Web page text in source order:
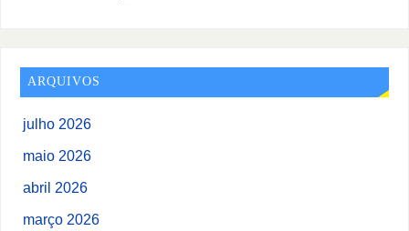
ARQUIVOS
julho 2026
maio 2026
abril 2026
março 2026